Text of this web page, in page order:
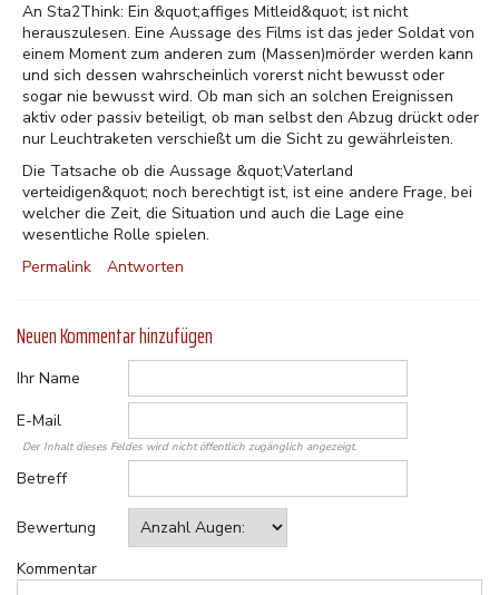
An Sta2Think: Ein &quot;affiges Mitleid&quot; ist nicht
herauszulesen. Eine Aussage des Films ist das jeder Soldat von
einem Moment zum anderen zum (Massen)mörder werden kann
und sich dessen wahrscheinlich vorerst nicht bewusst oder
sogar nie bewusst wird. Ob man sich an solchen Ereignissen
aktiv oder passiv beteiligt, ob man selbst den Abzug drückt oder
nur Leuchtraketen verschießt um die Sicht zu gewährleisten.
Die Tatsache ob die Aussage &quot;Vaterland
verteidigen&quot; noch berechtigt ist, ist eine andere Frage, bei
welcher die Zeit, die Situation und auch die Lage eine
wesentliche Rolle spielen.
Permalink
Antworten
Neuen Kommentar hinzufügen
Ihr Name
E-Mail
Der Inhalt dieses Feldes wird nicht öffentlich zugänglich angezeigt.
Betreff
Bewertung
Kommentar